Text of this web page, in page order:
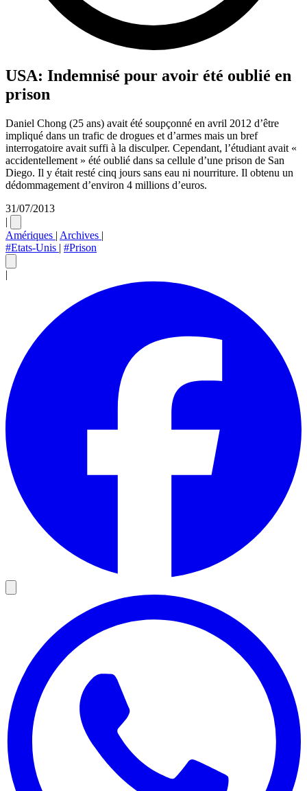
USA: Indemnisé pour avoir été oublié en
prison
Daniel Chong (25 ans) avait été soupçonné en avril 2012 d’être
impliqué dans un trafic de drogues et d’armes mais un bref
interrogatoire avait suffi à la disculper. Cependant, l’étudiant avait «
accidentellement » été oublié dans sa cellule d’une prison de San
Diego. Il y était resté cinq jours sans eau ni nourriture. Il obtenu un
dédommagement d’environ 4 millions d’euros.
31/07/2013
|
Amériques | Archives |
#Etats-Unis | #Prison
|